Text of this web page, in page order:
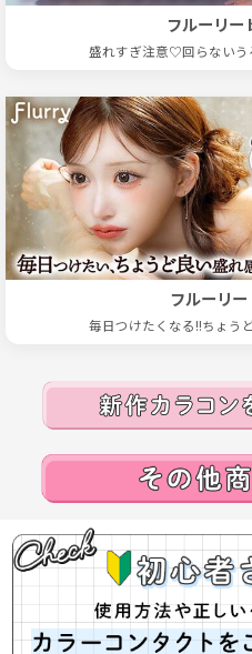
フルーリー
盛れすぎ注意♡回らない
フルーリ
毎日つけたくなる!!ちょう